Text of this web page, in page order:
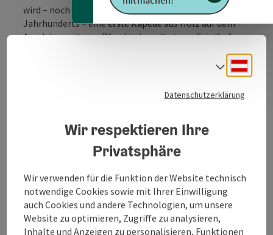
wird – noch im 11. Jahrhundert oder zu Beginn des 12.
Jahrhunderts – eineerste Kapelleaus Holz auf dem
Areal der späteren Pfarrkirche mit einem Friedhof
Die Pfarrkirche ist dem Hl. Petrus geweiht. Es handelt
Netzrippengewölbe. Die ersten Siedler und Erbauer
anzunehmen, dass es sich um eine Passauer Gründung
handelt, da die Lehenschaft der Kirche nach Passau
gehörte und das Domkapitel seit jeher Besitzungen
Bei der Innenrenovierung ...
Beschreibung vollständig anzeigen
Datenschutzerklärung
Wir respektieren Ihre
Privatsphäre
Wir verwenden für die Funktion der Website technisch
notwendige Cookies sowie mit Ihrer Einwilligung
auch Cookies und andere Technologien, um unsere
Website zu optimieren, Zugriffe zu analysieren,
Inhalte und Anzeigen zu personalisieren, Funktionen